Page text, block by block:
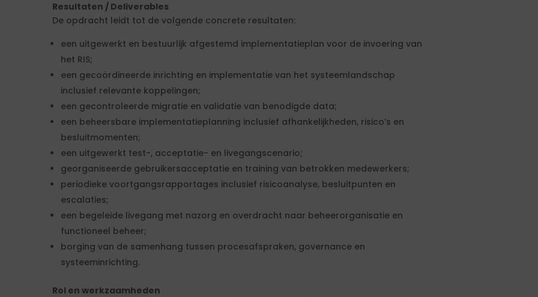
Resultaten / Deliverables
De opdracht leidt tot de volgende concrete resultaten:
een uitgewerkt en bestuurlijk afgestemd implementatieplan voor de invoering van
het RIS;
een gecoördineerde inrichting en implementatie van het systeemlandschap
inclusief relevante koppelingen;
een gecontroleerde migratie en validatie van benodigde data;
een beheersbare implementatieplanning inclusief afhankelijkheden, risico’s en
besluitmomenten;
een uitgewerkt test-, acceptatie- en livegangscenario;
georganiseerde gebruikersacceptatie en training van betrokken medewerkers;
periodieke voortgangsrapportages inclusief risicoanalyse, besluitpunten en
escalaties;
een begeleide livegang met nazorg en overdracht naar beheerorganisatie en
functioneel beheer;
borging van de samenhang tussen procesafspraken, governance en
systeeminrichting.
Rol en werkzaamheden